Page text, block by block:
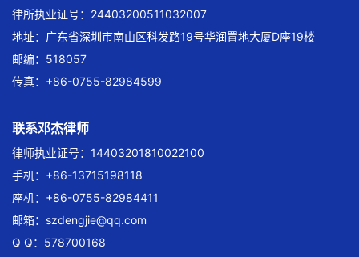
律所执业证号：24403200511032007
地址：广东省深圳市南山区科发路19号华润置地大厦D座19楼
邮编：518057
传真：+86-0755-82984599
联系邓杰律师
律师执业证号：14403201810022100
手机：+86-13715198118
座机：+86-0755-82984411
邮箱： szdengjie@qq.com
Q Q：578700168